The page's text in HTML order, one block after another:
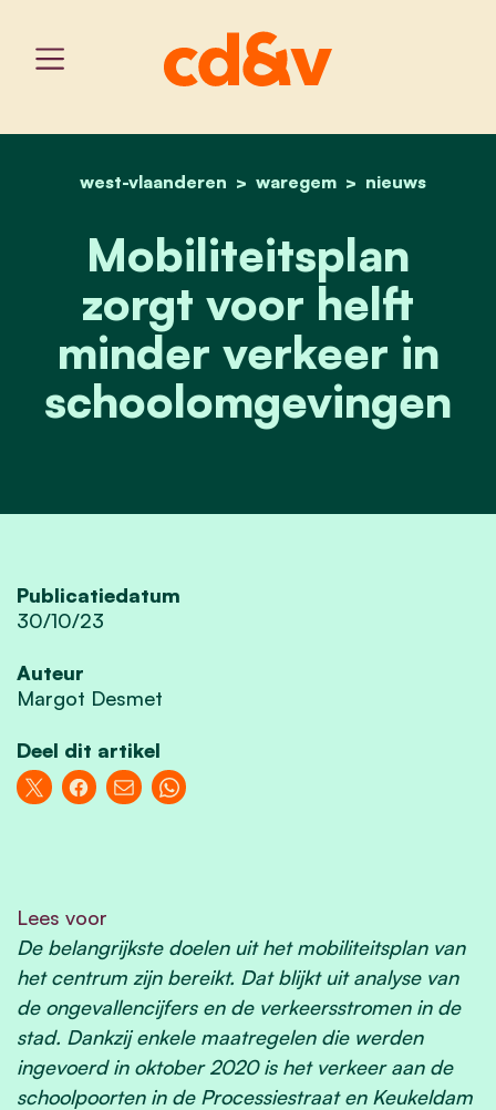
home
west-vlaanderen waregem nieuws
mobiliteitsplan zorgt
Mobiliteitsplan
zorgt voor helft
minder verkeer in
schoolomgevingen
Publicatiedatum
30/10/23
Auteur
Margot Desmet
Deel dit artikel
Lees voor
De belangrijkste doelen uit het mobiliteitsplan van
het centrum zijn bereikt. Dat blijkt uit analyse van
de ongevallencijfers en de verkeersstromen in de
stad. Dankzij enkele maatregelen die werden
ingevoerd in oktober 2020 is het verkeer aan de
schoolpoorten in de Processiestraat en Keukeldam